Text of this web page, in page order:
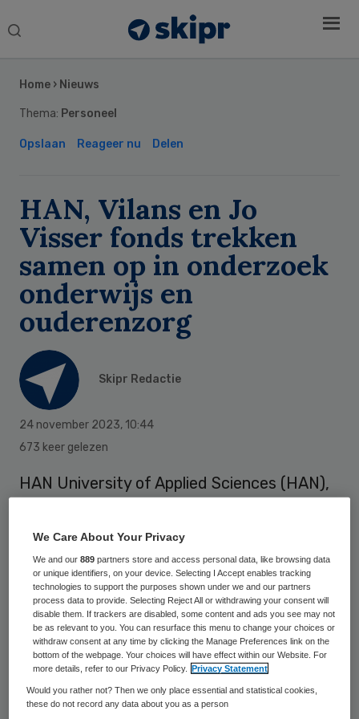
Search
Home › Nieuws
Thema: Personeel
Opslaan Reageer nu Delen
HAN, Vilans en Jo
Visser fonds trekken
samen op in onderzoek
onderwijs en
ouderenzorg
Skipr Redactie
24 november 2023, 10:44
673 keer gelezen
HAN University of Applied Sciences (HAN),
fonds gaan aan onderzoek dat bijdraagt
aan beter zorgonderwijs en betere
ouderenzorg.
De HAN en Vilans hadden reeds een
bestuurlijke samenwerkingsovereenkomst
om elkaar te versterken op het gebied van
onderzoek, onderwijs en praktijk. Nu is er
Sidebar
We Care About Your Privacy
We and our889 partners store and access personal data, like browsing data
or unique identifiers, on your device. Selecting I Accept enables tracking
technologies to support the purposes shown under we and our partners
process data to provide. Selecting Reject All or withdrawing your consent will
disable them. If trackers are disabled, some content and ads you see may not
be as relevant to you. You can resurface this menu to change your choices or
withdraw consent at any time by clicking the Manage Preferences link on the
bottom of the webpage. Your choices will have effect within our Website. For
more details, refer to our Privacy Policy.
Privacy Statement
Would you rather not? Then we only place essential and statistical cookies,
these do not record any data about you as a person